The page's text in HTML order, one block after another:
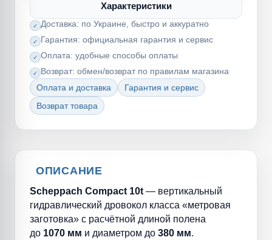
Характеристики
Доставка: по Украине, быстро и аккуратно
Гарантия: официальная гарантия и сервис
Оплата: удобные способы оплаты
Возврат: обмен/возврат по правилам магазина
Оплата и доставка
Гарантия и сервис
Возврат товара
ОПИСАНИЕ
Scheppach Compact 10t — вертикальный
гидравлический дровокол класса «метровая
заготовка» с расчётной длиной полена
до 1070 мм и диаметром до 380 мм.